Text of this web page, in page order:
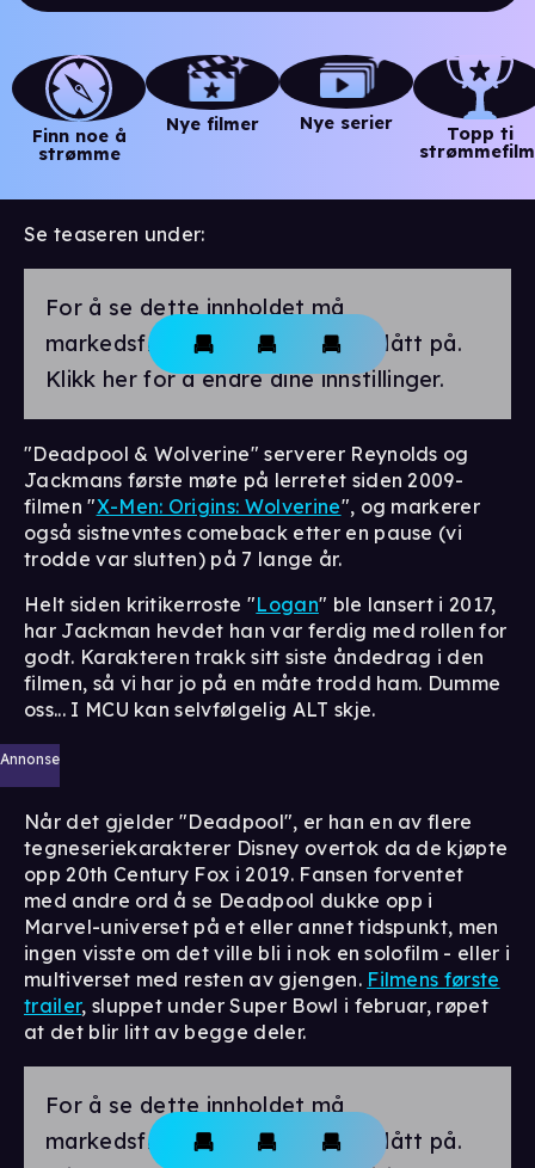
Finn noe å
strømme
Nye filmer Nye serier
Topp ti
Se teaseren under:
For å se dette innholdet må
markedsførings-cookies være slått på.
Klikk her for å endre dine innstillinger.
"Deadpool & Wolverine" serverer Reynolds og
Jackmans første møte på lerretet siden 2009-
filmen "X-Men: Origins: Wolverine", og markerer
også sistnevntes comeback etter en pause (vi
trodde var slutten) på 7 lange år.
Helt siden kritikerroste "Logan" ble lansert i 2017,
har Jackman hevdet han var ferdig med rollen for
godt. Karakteren trakk sitt siste åndedrag i den
filmen, så vi har jo på en måte trodd ham. Dumme
oss... I MCU kan selvfølgelig ALT skje.
Annonse
Når det gjelder "Deadpool", er han en av flere
tegneseriekarakterer Disney overtok da de kjøpte
opp 20th Century Fox i 2019. Fansen forventet
med andre ord å se Deadpool dukke opp i
Marvel-universet på et eller annet tidspunkt, men
ingen visste om det ville bli i nok en solofilm - eller i
multiverset med resten av gjengen. Filmens første
trailer, sluppet under Super Bowl i februar, røpet
at det blir litt av begge deler.
For å se dette innholdet må
markedsførings-cookies være slått på.